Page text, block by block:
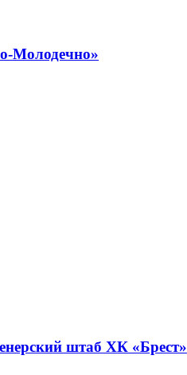
Молодечно»
штаб ХК «Брест»